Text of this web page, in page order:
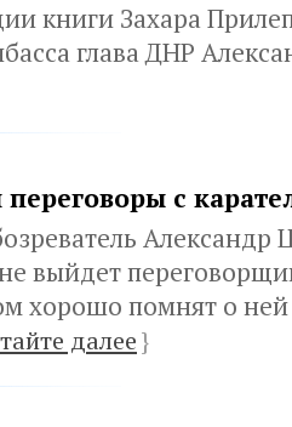
книги Захара
глава ДНР
переговоры с
Александр
выйдет
хорошо помнят о
далее}